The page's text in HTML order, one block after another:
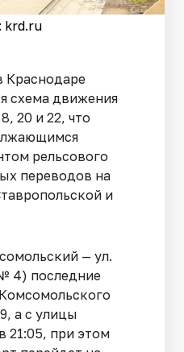
krd.ru
Краснодаре
схема движения
20 и 22, что
рельсового
переводов на
и
— ул.
4) последние
а с улицы
21:05, при этом